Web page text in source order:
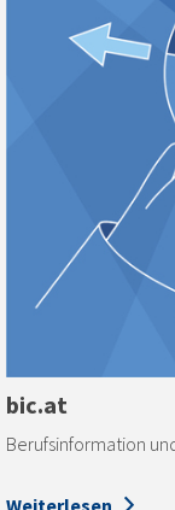
bic.at
Berufs­information